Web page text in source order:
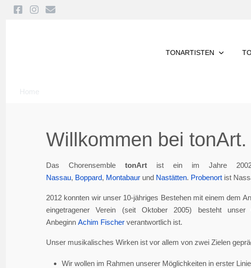
TONARTISTEN
Home
Willkommen bei tonArt.
Das ChorensembletonArt ist ein im Jahre 2002
Nassau, Boppard, Montabaur und Nastätten. Probenort ist
2012 konnten wir unser 10-jähriges Bestehen mit einem dem
eingetragener Verein (seit Oktober 2005) besteht
Anbeginn Achim Fischer verantwortlich ist.
Unser musikalisches Wirken ist vor allem von zwei Zielen
Wir wollen im Rahmen unserer Möglichkeiten in erster